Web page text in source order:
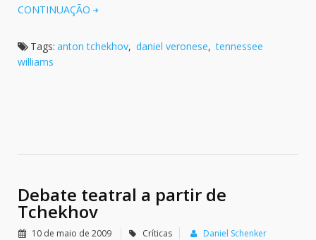
CONTINUAÇÃO
Tags: anton tchekhov, daniel veronese, tennessee
williams
Debate teatral a partir de
Tchekhov
10 de maio de 2009 Críticas Daniel Schenker